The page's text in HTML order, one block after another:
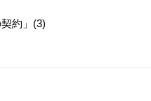
約」(3)